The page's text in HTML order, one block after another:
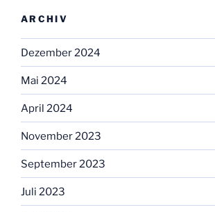
ARCHIV
Dezember 2024
Mai 2024
April 2024
November 2023
September 2023
Juli 2023